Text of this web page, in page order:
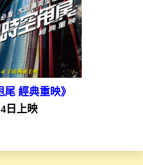
尾 經典重映》
日上映